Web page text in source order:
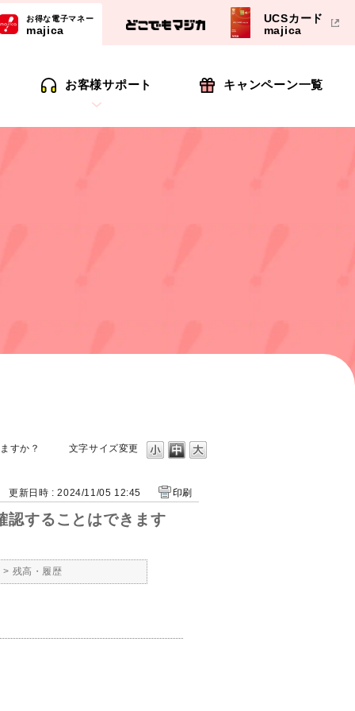
お得な電子マネー
majica
UCSカード
majica
お客様サポート キャンペーン一覧
文字サイズ変更
すか？
更新日時 : 2024/11/05 12:45 印刷
することはできます
> 残高・履歴